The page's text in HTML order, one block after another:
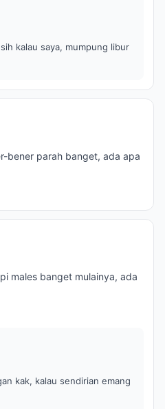
kalau saya, mumpung libur
bener parah banget, ada apa
males banget mulainya, ada
kak, kalau sendirian emang